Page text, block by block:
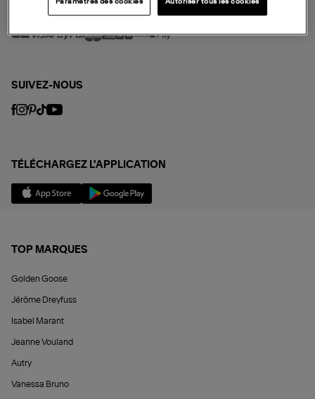
MODE DE PAIEMENT
SUIVEZ-NOUS
TÉLÉCHARGEZ L'APPLICATION
TOP MARQUES
Golden Goose
Jérôme Dreyfuss
Isabel Marant
Jeanne Vouland
Autry
Vanessa Bruno